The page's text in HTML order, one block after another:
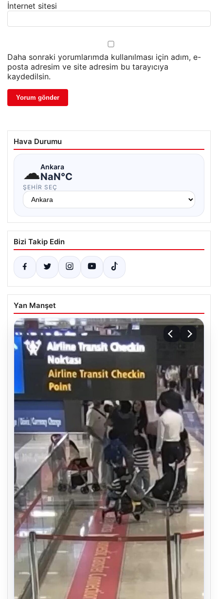
İnternet sitesi
Daha sonraki yorumlarımda kullanılması için adım, e-
posta adresim ve site adresim bu tarayıcıya
kaydedilsin.
Hava Durumu
☁Ankara
NaN°C
ŞEHIR SEÇ
Bizi Takip Edin
Yan Manşet